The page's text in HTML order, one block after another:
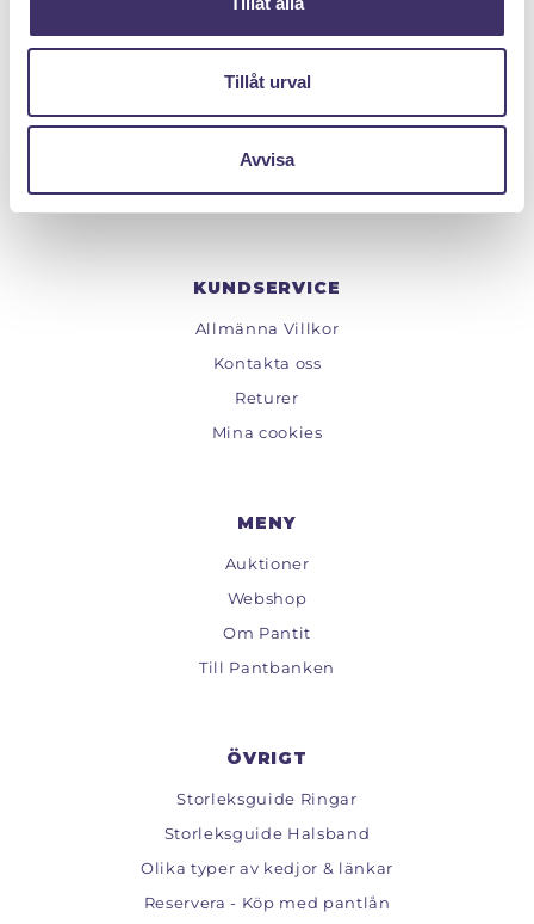
Tillåt urval
Avvisa
PANTIT SVERIGE AB
Org.nr: 559222 - 1260
Tel:08 - 520 275 02
info@pantit.se
Telefontider: Mån - Fre, 09:00 - 17:00
KUNDSERVICE
Allmänna Villkor
Kontakta oss
Returer
Mina cookies
MENY
Auktioner
Webshop
Om Pantit
Till Pantbanken
ÖVRIGT
Storleksguide Ringar
Storleksguide Halsband
Olika typer av kedjor & länkar
Reservera - Köp med pantlån